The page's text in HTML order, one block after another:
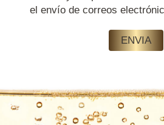
el envío de correos
ENVIA